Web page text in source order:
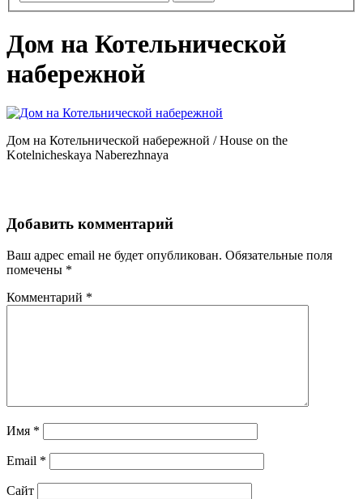
Дом на Котельнической
набережной
Дом на Котельнической набережной / House on the
Kotelnicheskaya Naberezhnaya
Добавить комментарий
Ваш адрес email не будет опубликован. Обязательные поля
помечены *
Комментарий *
Имя *
Email *
Сайт